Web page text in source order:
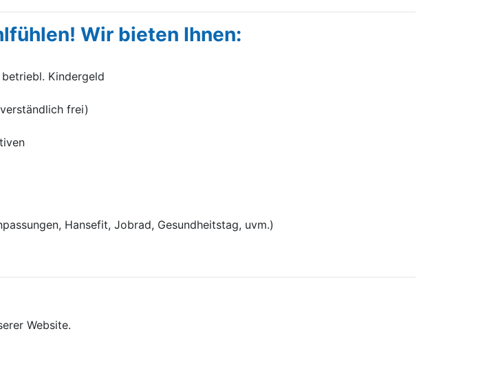
Wir bieten Ihnen:
Kindergeld
frei)
Hansefit, Jobrad, Gesundheitstag, uvm.)
Website.